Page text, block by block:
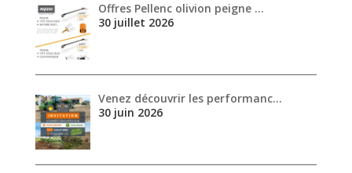
Offres Pellenc olivion peigne …
30 juillet 2026
Venez découvrir les performanc…
30 juin 2026